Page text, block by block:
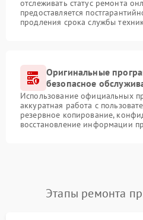
отслеживать статус ремонта
предоставляется
продления срока службы
Оригинальные
безопасное
Использование официальных
аккуратная работа с
резервное копирование,
восстановление информации
Этапы ремонта